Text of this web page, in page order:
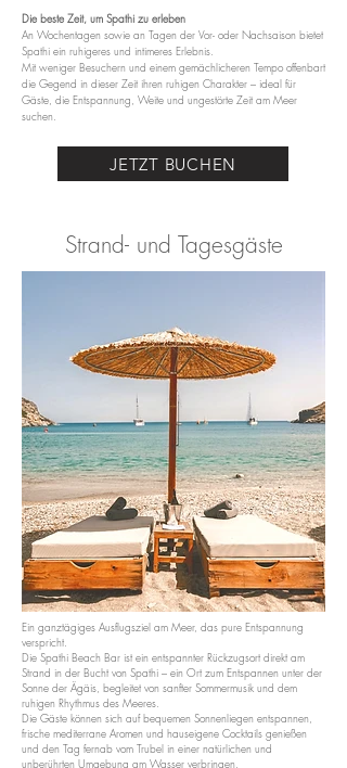
Die beste Zeit, um Spathi zu erleben
An Wochentagen sowie an Tagen der Vor- oder Nachsaison bietet
Spathi ein ruhigeres und intimeres Erlebnis.
Mit weniger Besuchern und einem gemächlicheren Tempo offenbart
die Gegend in dieser Zeit ihren ruhigen Charakter – ideal für
Gäste, die Entspannung, Weite und ungestörte Zeit am Meer
suchen.
JETZT BUCHEN
Strand- und Tagesgäste
Ein ganztägiges Ausflugsziel am Meer, das pure Entspannung
verspricht.
Die Spathi Beach Bar ist ein entspannter Rückzugsort direkt am
Strand in der Bucht von Spathi – ein Ort zum Entspannen unter der
Sonne der Ägäis, begleitet von sanfter Sommermusik und dem
ruhigen Rhythmus des Meeres.
Die Gäste können sich auf bequemen Sonnenliegen entspannen,
frische mediterrane Aromen und hauseigene Cocktails genießen
und den Tag fernab vom Trubel in einer natürlichen und
unberührten Umgebung am Wasser verbringen.